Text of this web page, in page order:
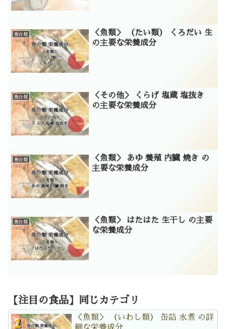
魚介類
＜魚類＞ （たい類） くろだい 生
の主要な栄養成分
魚介類
＜その他＞ くらげ 塩蔵 塩抜き
の主要な栄養成分
魚介類
＜魚類＞ あゆ 養殖 内臓 焼き の
主要な栄養成分
魚介類
＜魚類＞ はたはた 生干し の主要
な栄養成分
【注目の食品】同じカテゴリ
＜魚類＞ （いわし類） 缶詰 水煮 の詳
細な栄養成分